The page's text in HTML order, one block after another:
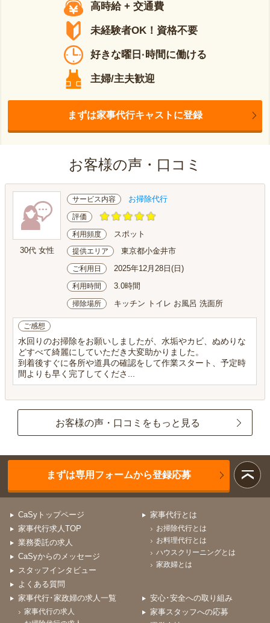
高時給 + 交通費
未経験者OK！資格不要
好きな曜日·時間に働ける
主婦/主夫歓迎
まずは家事代行キャストに登録
お客様の声・口コミ
30代 女性
サービス内容 お掃除代行
評価
利用頻度 スポット
提供エリア 東京都小金井市
ご利用日 2025年12月28日(日)
利用時間 3.0時間
掃除場所 キッチン トイレ お風呂 洗面所
ご感想
水回りのお掃除をお願いしましたが、水垢やカビ、ぬめりな
どすべて綺麗にしていただき大変助かりました。
到着後すぐに各所や道具の確認をして作業スタート、予定時
間よりも早く完了してくださ...
お客様の声・口コミをもっと見る
まずは専用フォームから登録応募
CaSyトップページ
家事代行求人TOP
業務委託の求人
CaSyからのメッセージ
スタッフインタビュー
よくある質問
家事代行とは
お掃除代行とは
お料理代行とは
ハウスクリーニングとは
家政婦とは
家事代行･家政婦の求人一覧
家事代行の求人
安心･安全への取り組み
家事スタッフへの応募